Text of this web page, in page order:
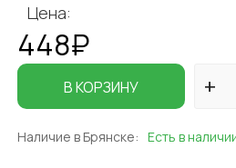
Цена:
448₽
В КОРЗИНУ
Наличие в Брянске: Есть в